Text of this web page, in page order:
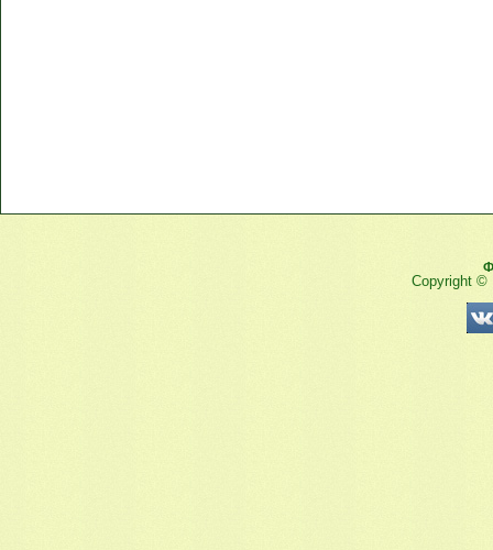
Copyright ©